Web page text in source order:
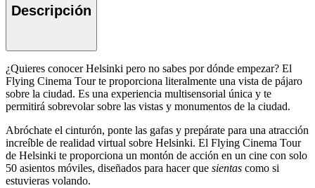
Descripción
¿Quieres conocer Helsinki pero no sabes por dónde empezar? El
Flying Cinema Tour te proporciona literalmente una vista de pájaro
sobre la ciudad. Es una experiencia multisensorial única y te
permitirá sobrevolar sobre las vistas y monumentos de la ciudad.
Abróchate el cinturón, ponte las gafas y prepárate para una atracción
increíble de realidad virtual sobre Helsinki. El Flying Cinema Tour
de Helsinki te proporciona un montón de acción en un cine con solo
50 asientos móviles, diseñados para hacer que sientas como si
estuvieras volando.